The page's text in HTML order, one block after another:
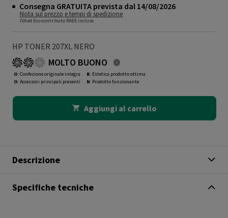
Consegna GRATUITA prevista dal 14/08/2026
Nota sul prezzo e tempi di spedizione
IVA ed Eco-contributo RAEE incluse
HP TONER 207XL NERO
MOLTO BUONO
O: Confezione originale integra
O: Accessori principali presenti
B: Estetica prodotto ottima
N: Prodotto funzionante
Aggiungi al carrello
Descrizione
Specifiche tecniche